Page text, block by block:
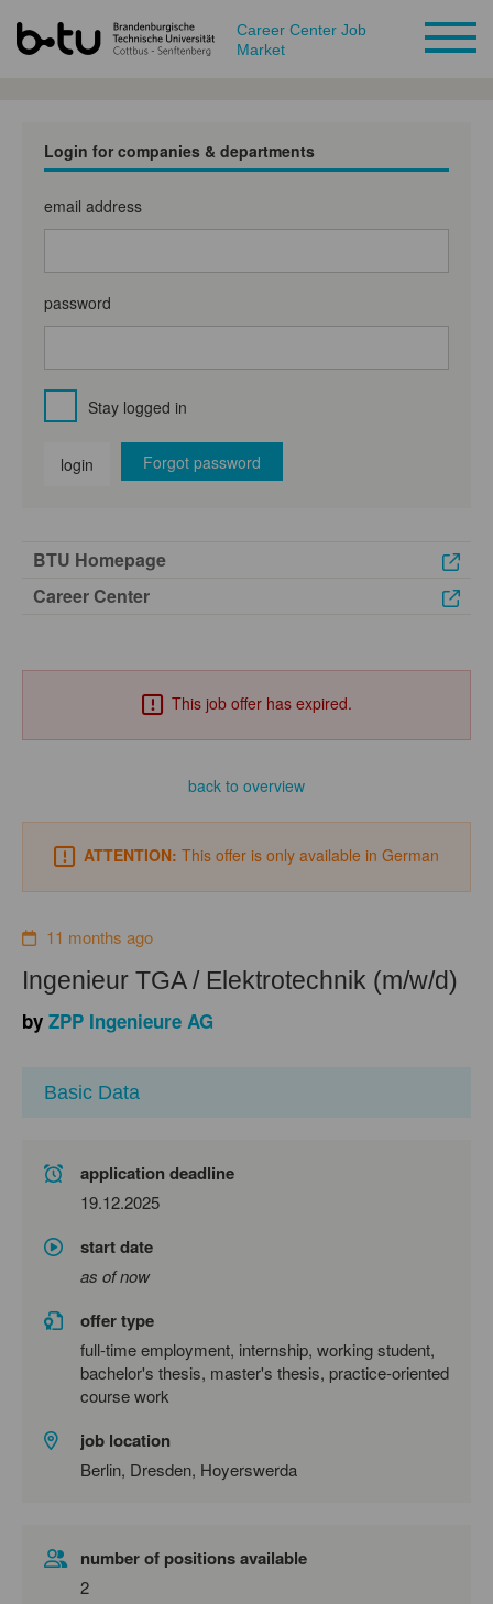
Career Center Job
Market
Login for companies & departments
email address
password
Stay logged in
login Forgot password
BTU Homepage
Career Center
This job offer has expired.
back to overview
ATTENTION: This offer is only available in German
11 months ago
Ingenieur TGA / Elektrotechnik (m/w/d)
by ZPP Ingenieure AG
Basic Data
application deadline
19.12.2025
start date
as of now
offer type
full-time employment, internship, working student,
bachelor's thesis, master's thesis, practice-oriented
course work
job location
Berlin, Dresden, Hoyerswerda
number of positions available
2